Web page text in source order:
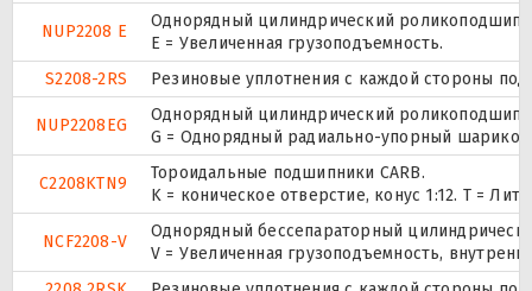
NUP2208 E
Однорядный цилиндрический
Е = Увеличенная грузоподъемность.
S2208-2RS
Резиновые уплотнения с каждой стороны
NUP2208EG
Однорядный цилиндрический
G = Однорядный радиально-упорный
C2208KTN9
Тороидальные подшипники CARB.
K = коническое отверстие, конус 1:12. T =
NCF2208-V
Однорядный бессепараторный
V = Увеличенная грузоподъемность,